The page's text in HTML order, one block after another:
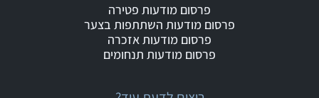
פרסום מודעות פטירה
פרסום מודעות השתתפות בצער
פרסום מודעות אזכרה
פרסום מודעות תנחומים